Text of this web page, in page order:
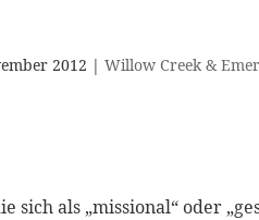
2012 |Willow Creek &
sich als „missional“ oder